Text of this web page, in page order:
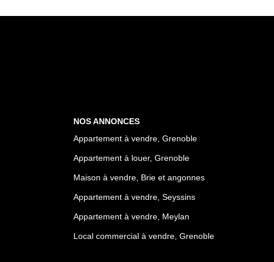
NOS ANNONCES
Appartement à vendre, Grenoble
Appartement à louer, Grenoble
Maison à vendre, Brie et angonnes
Appartement à vendre, Seyssins
Appartement à vendre, Meylan
Local commercial à vendre, Grenoble